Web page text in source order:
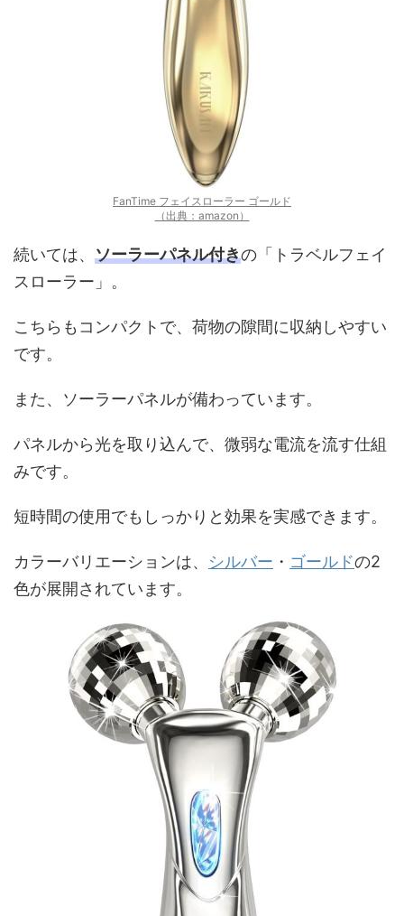
FanTime フェイスローラー ゴールド
（出典：amazon）
続いては、 ソーラーパネル付きの「トラベルフェイ
スローラー」。
こちらもコンパクトで、荷物の隙間に収納しやすい
です。
また、ソーラーパネルが備わっています。
パネルから光を取り込んで、微弱な電流を流す仕組
みです。
短時間の使用でもしっかりと効果を実感できます。
カラーバリエーションは、 シルバー ・ ゴールドの2
色が展開されています。